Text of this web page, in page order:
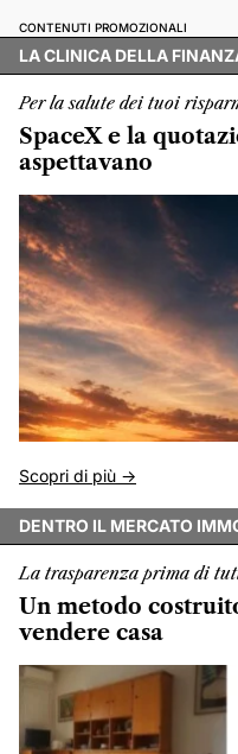
CONTENUTI PROMOZIONALI
LA CLINICA DELLA
Per la salute dei tuoi
SpaceX e la
aspettavano
Scopri di più ->
DENTRO IL MERCATO
La trasparenza prima di
Un metodo
vendere casa